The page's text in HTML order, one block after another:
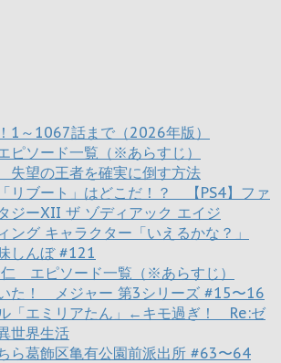
1～1067話まで（2026年版）
ソード一覧（※あらすじ）
望の王者を確実に倒す方法
リブート」はどこだ！？ 【PS4】ファ
ジーXII ザ ゾディアック エイジ
ング キャラクター「いえるかな？」
しんぼ #121
エピソード一覧（※あらすじ）
た！ メジャー 第3シリーズ #15〜16
「エミリアたん」←キモ過ぎ！ Re:ゼ
世界生活
ら葛飾区亀有公園前派出所 #63〜64